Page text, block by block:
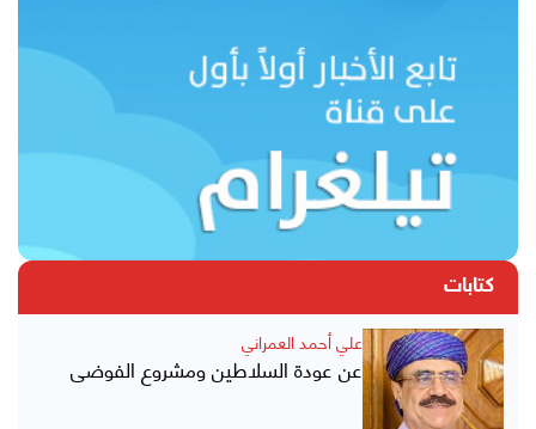
كتابات
علي أحمد العمراني
عن عودة السلاطين ومشروع الفوضى